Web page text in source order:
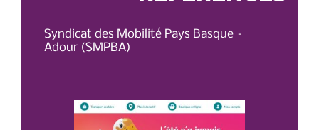
Syndicat des Mobilité Pays Basque –
Adour (SMPBA)